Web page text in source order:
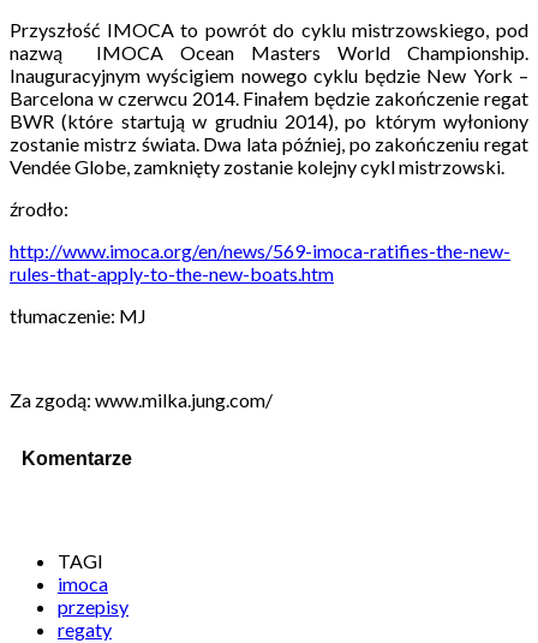
Przyszłość IMOCA to powrót do cyklu mistrzowskiego, pod
nazwą IMOCA Ocean Masters World Championship.
Inauguracyjnym wyścigiem nowego cyklu będzie New York –
Barcelona w czerwcu 2014. Finałem będzie zakończenie regat
BWR (które startują w grudniu 2014), po którym wyłoniony
zostanie mistrz świata. Dwa lata później, po zakończeniu regat
Vendée Globe, zamknięty zostanie kolejny cykl mistrzowski.
źrodło:
http://www.imoca.org/en/news/569-imoca-ratifies-the-new-
rules-that-apply-to-the-new-boats.htm
tłumaczenie: MJ
Za zgodą: www.milka.jung.com/
Komentarze
TAGI
imoca
przepisy
regaty